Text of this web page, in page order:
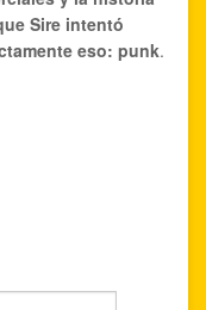
Sire intentó
eso: punk.